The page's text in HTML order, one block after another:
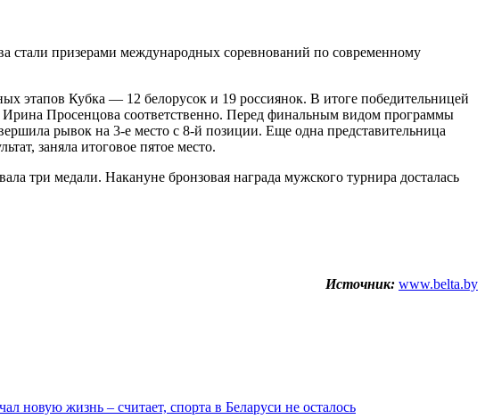
призерами международных соревнований по современному
этапов Кубка — 12 белорусок и 19 россиянок. В итоге победительницей
Ирина Просенцова соответственно. Перед финальным видом программы
рывок на 3-е место с 8-й позиции. Еще одна представительница
заняла итоговое пятое место.
три медали. Накануне бронзовая награда мужского турнира досталась
Источник: www.belta.by
новую жизнь – считает, спорта в Беларуси не осталось